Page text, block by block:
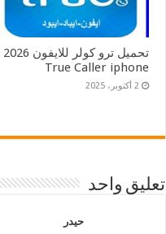
تحميل ترو كولر للايفون 2026
True Caller iphone
2 أكتوبر، 2025
تعليق واحد
حيدر